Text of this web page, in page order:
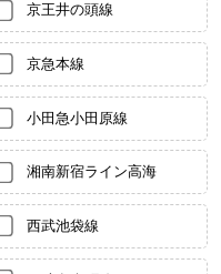
京王井の頭線
京急本線
小田急小田原線
湘南新宿ライン高海
西武池袋線